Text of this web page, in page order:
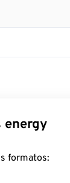
energy
formatos: